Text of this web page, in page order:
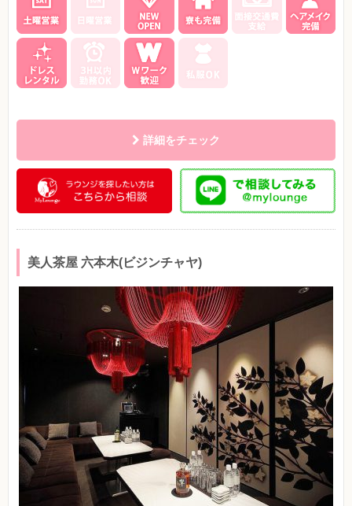
詳細をチェック
美人茶屋 六本木(ビジンチャヤ)